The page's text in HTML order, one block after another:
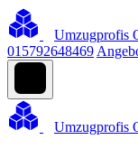
Umzugprofis
015792648469
Umzugprofis